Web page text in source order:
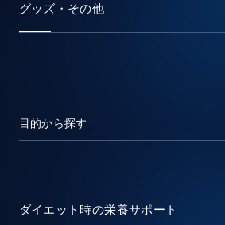
グッズ・その他
目的から探す
ダイエット時の栄養サポート